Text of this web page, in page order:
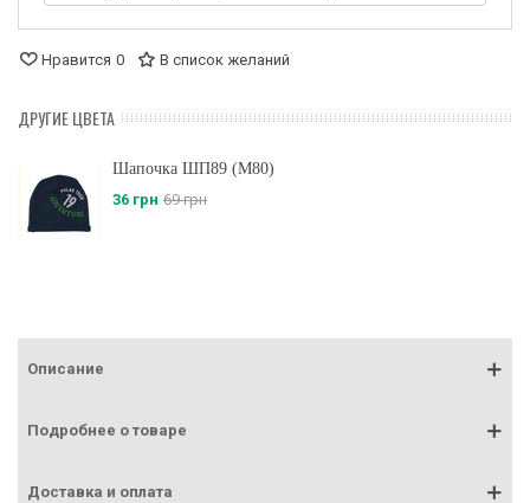
Нравится 0 В список желаний
ДРУГИЕ ЦВЕТА
Шапочка ШП89 (M80)
36 грн 69 грн
Описание
Подробнее о товаре
Доставка и оплата